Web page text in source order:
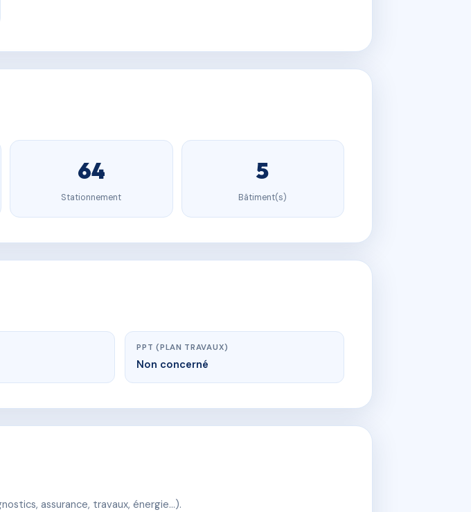
64
Stationnement
5
Bâtiment(s)
PPT (PLAN TRAVAUX)
Non concerné
assurance, travaux, énergie…).